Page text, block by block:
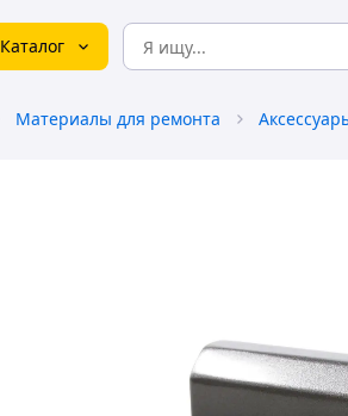
Каталог
Материалы для ремонта